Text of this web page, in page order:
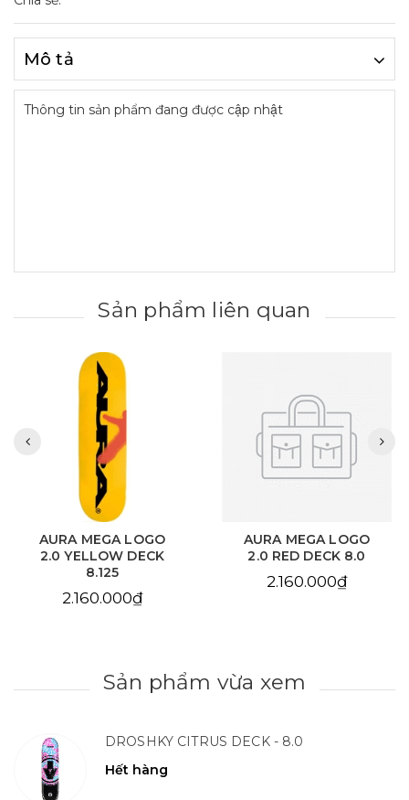
Mô tả
Thông tin sản phẩm đang được cập nhật
Sản phẩm liên quan
AURA MEGA LOGO
2.0 YELLOW DECK
8.125
2.160.000₫
AURA MEGA LOGO
2.0 RED DECK 8.0
2.160.000₫
Sản phẩm vừa xem
DROSHKY CITRUS DECK - 8.0
Hết hàng